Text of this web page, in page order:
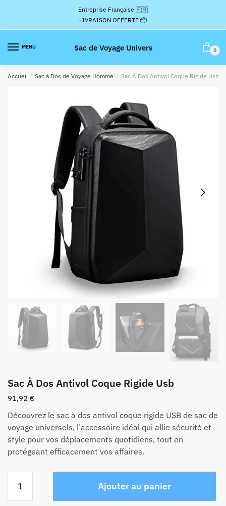
la
navigation
contenu
Entreprise Française 🇫🇷
LIVRAISON OFFERTE 📦
MENU Sac de Voyage Univers 0
Accueil / Sac à Dos de Voyage Homme / Sac À Dos Antivol Coque Rigide Usb
Sac À Dos Antivol Coque Rigide Usb
91,92 €
Découvrez le sac à dos antivol coque rigide USB de sac de
voyage universels, l’accessoire idéal qui allie sécurité et
style pour vos déplacements quotidiens, tout en
protégeant efficacement vos affaires.
Sac
Ajouter au panier